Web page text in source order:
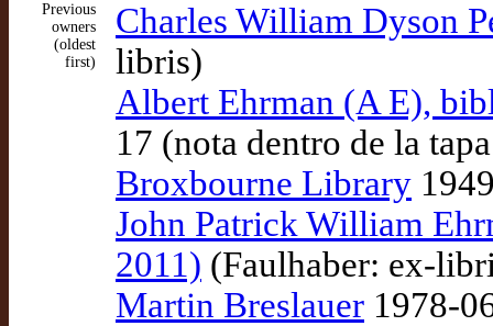
Previous
owners
(oldest
first)
Charles William Dyson
libris)
Albert Ehrman (A E),
17 (nota dentro de la
Broxbourne Library
John Patrick William
2011) (Faulhaber: ex-
Martin Breslauer 1978-